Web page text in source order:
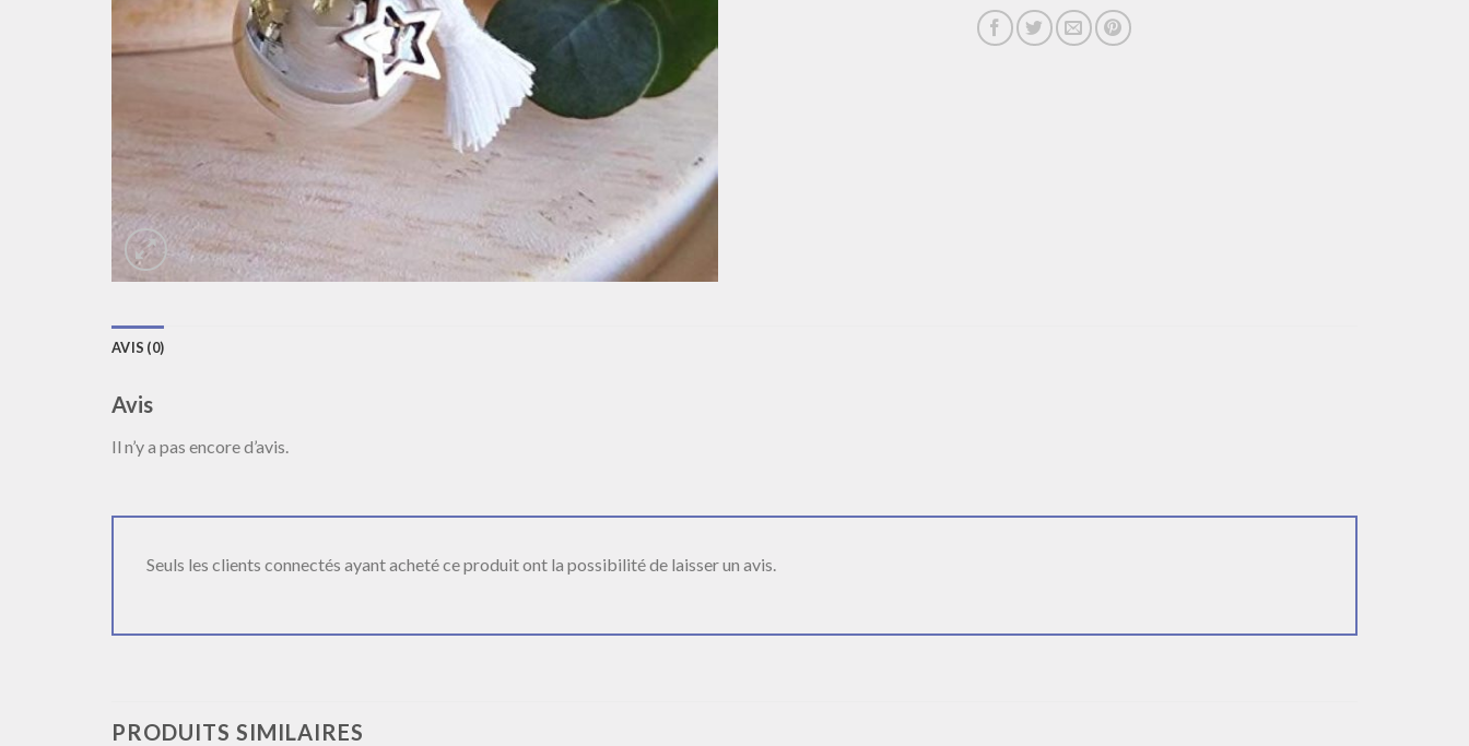
AVIS (0)
Avis
Il n’y a pas encore d’avis.
Seuls les clients connectés ayant acheté ce produit ont la possibilité de laisser un avis.
PRODUITS SIMILAIRES